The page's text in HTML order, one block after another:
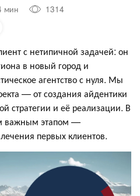
мин
1314
с нетипичной задачей: он
в новый город и
агентство с нуля. Мы
— от создания айдентики
стратегии и её реализации. В
важным этапом —
первых клиентов.